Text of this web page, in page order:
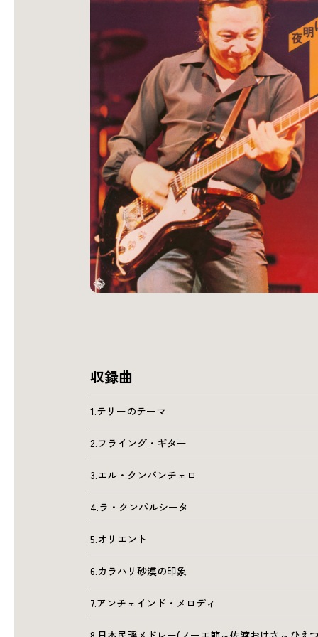
収録曲
1.テリーのテーマ
2.フライング・ギター
3.エル・クンバンチェロ
4.ラ・クンパルシータ
5.オリエント
6.カラハリ砂漠の印象
7.アンチェインド・メロディ